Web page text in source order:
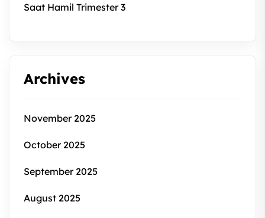
Saat Hamil Trimester 3
Archives
November 2025
October 2025
September 2025
August 2025